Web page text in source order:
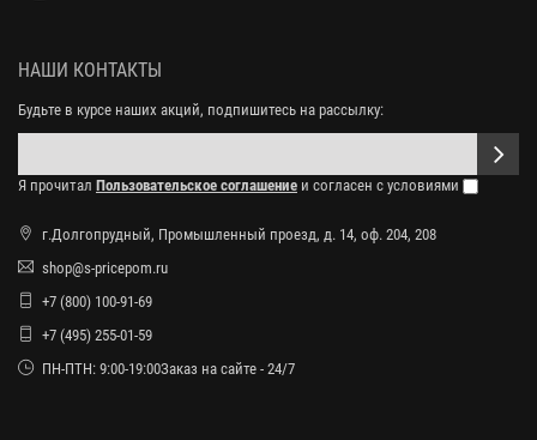
НАШИ КОНТАКТЫ
Будьте в курсе наших акций, подпишитесь на рассылку:
Я прочитал Пользовательское соглашение и согласен с условиями
г.Долгопрудный, Промышленный проезд, д. 14, оф. 204, 208
shop@s-pricepom.ru
+7 (800) 100-91-69
+7 (495) 255-01-59
ПН-ПТН: 9:00-19:00Заказ на сайте - 24/7